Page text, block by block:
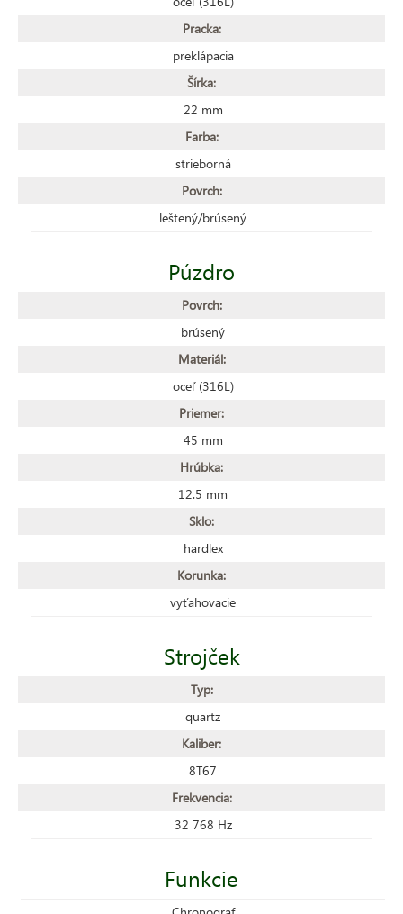
Pracka:
preklápacia
Šírka:
22 mm
Farba:
strieborná
Povrch:
leštený/brúsený
Púzdro
Povrch:
brúsený
Materiál:
oceľ (316L)
Priemer:
45 mm
Hrúbka:
12.5 mm
Sklo:
hardlex
Korunka:
vyťahovacie
Strojček
Typ:
quartz
Kaliber:
8T67
Frekvencia:
32 768 Hz
Funkcie